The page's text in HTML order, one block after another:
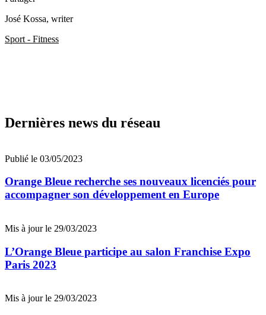
José Kossa, writer
Sport - Fitness
Dernières news du réseau
Publié le 03/05/2023
Orange Bleue recherche ses nouveaux licenciés pour
accompagner son développement en Europe
Mis à jour le 29/03/2023
L’Orange Bleue participe au salon Franchise Expo
Paris 2023
Mis à jour le 29/03/2023